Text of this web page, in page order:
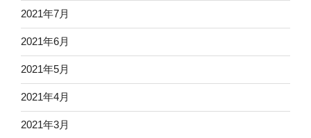
2021年7月
2021年6月
2021年5月
2021年4月
2021年3月